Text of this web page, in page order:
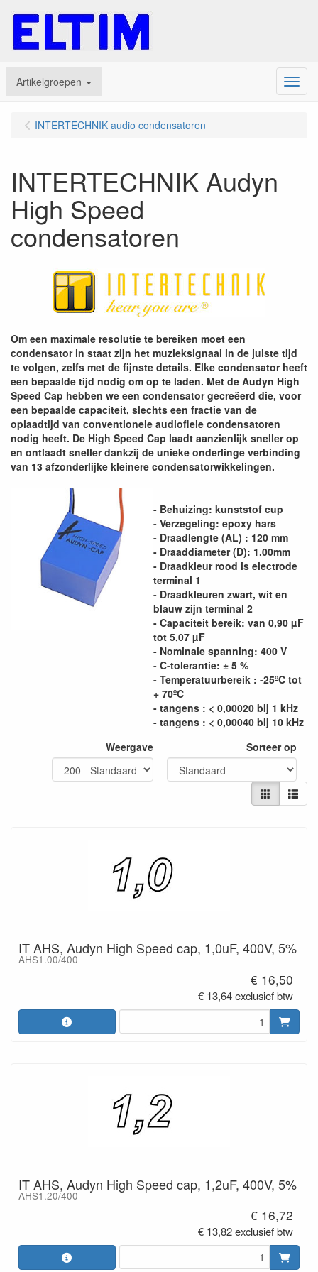
Artikelgroepen Menu
INTERTECHNIK audio condensatoren
INTERTECHNIK Audyn
High Speed
condensatoren
Om een maximale resolutie te bereiken moet een
condensator in staat zijn het muzieksignaal in de juiste tijd
te volgen, zelfs met de fijnste details. Elke condensator heeft
een bepaalde tijd nodig om op te laden. Met de Audyn High
Speed Cap hebben we een condensator gecreëerd die, voor
een bepaalde capaciteit, slechts een fractie van de
oplaadtijd van conventionele audiofiele condensatoren
nodig heeft. De High Speed Cap laadt aanzienlijk sneller op
en ontlaadt sneller dankzij de unieke onderlinge verbinding
van 13 afzonderlijke kleinere condensatorwikkelingen.
- Behuizing: kunststof cup
- Verzegeling: epoxy hars
- Draadlengte (AL) : 120 mm
- Draaddiameter (D): 1.00mm
- Draadkleur rood is electrode
terminal 1
- Draadkleuren zwart, wit en
blauw zijn terminal 2
- Capaciteit bereik: van 0,90 µF
tot 5,07 µF
- Nominale spanning: 400 V
- C-tolerantie: ± 5 %
- Temperatuurbereik : -25ºC tot
+ 70ºC
- tangens : < 0,00020 bij 1 kHz
- tangens : < 0,00040 bij 10 kHz
Weergave
Sorteer op
IT AHS, Audyn High Speed cap, 1,0uF, 400V, 5%
AHS1.00/400
€ 16,50
€ 13,64 exclusief btw
IT AHS, Audyn High Speed cap, 1,2uF, 400V, 5%
AHS1.20/400
€ 16,72
€ 13,82 exclusief btw